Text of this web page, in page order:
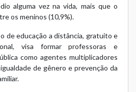
alguma vez na vida, mais que o
os meninos (10,9%).
de educação a distância, gratuito e
visa formar professoras e
como agentes multiplicadores
de gênero e prevenção da